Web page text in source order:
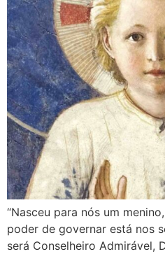
“Nasceu para nós um
poder de governar está nos
será Conselheiro Admirável,